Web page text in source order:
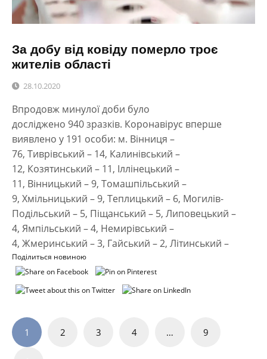
За добу від ковіду померло троє
жителів області
28.10.2020
Впродовж минулої доби було
досліджено 940 зразків. Коронавірус вперше
виявлено у 191 особи: м. Вінниця –
76, Тиврівський – 14, Калинівський –
12, Козятинський – 11, Іллінецький –
11, Вінницький – 9, Томашпільський –
9, Хмільницький – 9, Теплицький – 6, Могилів-
Подільський – 5, Піщанський – 5, Липовецький –
4, Ямпільський – 4, Немирівський –
4, Жмеринський – 3, Гайський – 2, Літинський –
Поділиться новиною
Навігація
записів
1 2 3 4 … 9